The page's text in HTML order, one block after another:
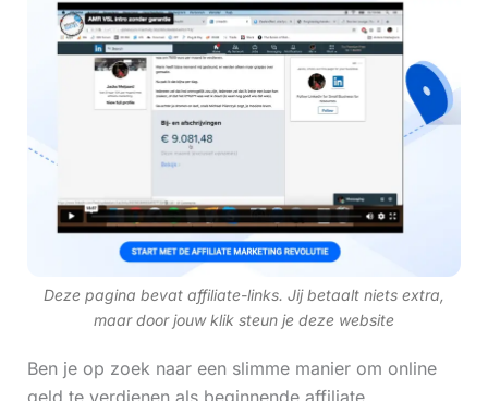
Deze pagina bevat affiliate-links. Jij betaalt niets extra,
maar door jouw klik steun je deze website
Ben je op zoek naar een slimme manier om online